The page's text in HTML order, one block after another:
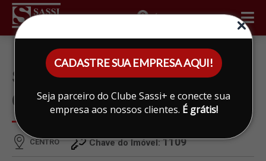
CADASTRE SUA EMPRESA AQUI!
Seja parceiro do Clube Sassi+ e conecte sua
empresa aos nossos clientes. É grátis!
ÁREA DO CLIENTE
SALA PARA ALUGAR EM
CENTRO, LIMEIRA
CENTRO Chave do Imóvel:1109